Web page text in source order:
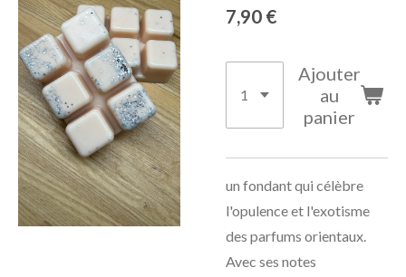
7,90 €
Ajouter
au
panier
un fondant qui célèbre
l'opulence et l'exotisme
des parfums orientaux.
Avec ses notes